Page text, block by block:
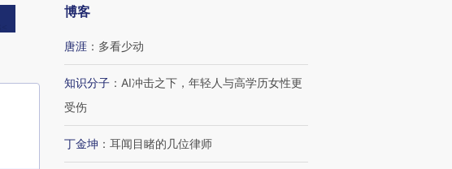
博客
唐涯 ： 多看少动
知识分子 ： AI冲击之下，年轻人与高学历女性更
受伤
丁金坤 ： 耳闻目睹的几位律师